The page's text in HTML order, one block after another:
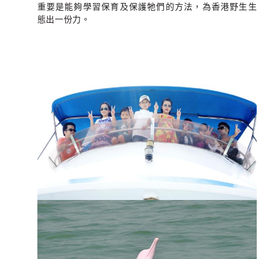
重要是能夠學習保育及保護牠們的方法，為香港野生生
態出一份力。